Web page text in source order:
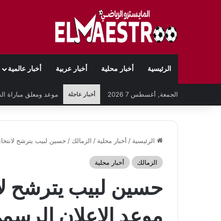
الرئيسية أخبار محلية أخبار عربية أخبار عالمية
الجمعة, أغسطس 7 2026 أخبار عاجلة
الرئيسية / أخبار محلية / الزمالك / حسين لبيب يترشح
الزمالك أخبار محلية
حسين لبيب يترشح
موعد الإعلان